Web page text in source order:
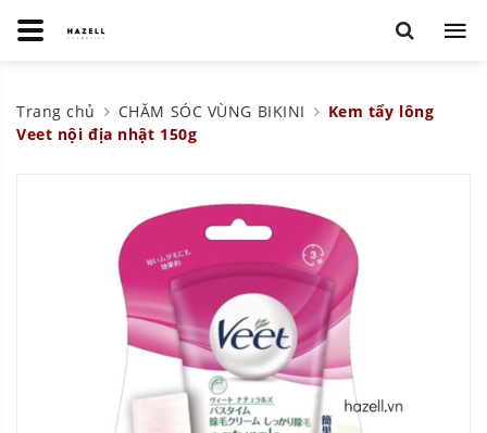
Trang chủ CHĂM SÓC VÙNG BIKINI
Kem tẩy lông
Veet nội địa nhật 150g